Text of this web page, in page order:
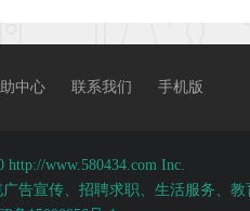
中心 联系我们 手机版
http://www.580434.com Inc.
告宣传、招聘求职、生活服务、